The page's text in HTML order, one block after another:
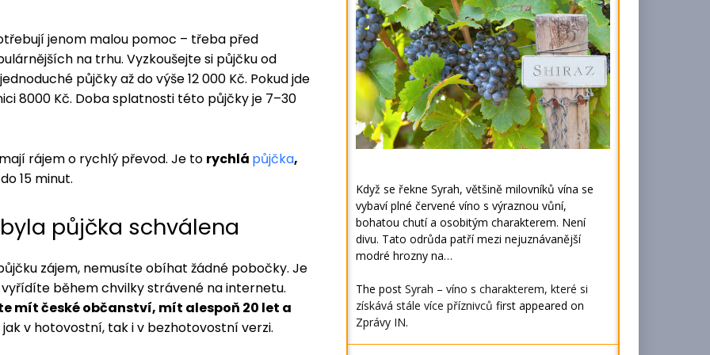
jenom malou pomoc – třeba před
na trhu. Vyzkoušejte si půjčku od
půjčky až do výše 12 000 Kč. Pokud jde
8000 Kč. Doba splatnosti této půjčky je 7–30
rájem o rychlý převod. Je to rychlá půjčka,
15 minut.
půjčka schválena
zájem, nemusíte obíhat žádné pobočky. Je
během chvilky strávené na internetu.
mít české občanství, mít alespoň 20 let a
jak v hotovostní, tak i v bezhotovostní verzi.
Když se řekne Syrah, většině milovníků vína se
vybaví plné červené víno s výraznou vůní,
bohatou chutí a osobitým charakterem. Není
divu. Tato odrůda patří mezi nejuznávanější
modré hrozny na…
The post Syrah – víno s charakterem, které si
získává stále více příznivců first appeared on
Zprávy IN.